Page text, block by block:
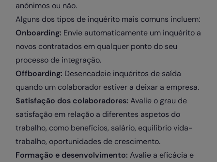
anónimos ou não.
Alguns dos tipos de inquérito mais comuns incluem:
Onboarding: Envie automaticamente um inquérito a
novos contratados em qualquer ponto do seu
processo de integração.
Offboarding: Desencadeie inquéritos de saída
quando um colaborador estiver a deixar a empresa.
Satisfação dos colaboradores: Avalie o grau de
satisfação em relação a diferentes aspetos do
trabalho, como benefícios, salário, equilíbrio vida-
trabalho, oportunidades de crescimento.
Formação e desenvolvimento: Avalie a eficácia e